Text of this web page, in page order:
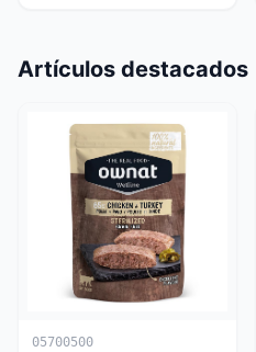
Artículos destacados
05700500